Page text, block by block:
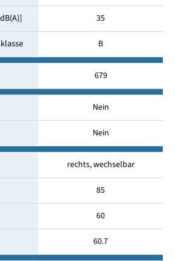
35
B
679
Nein
Nein
rechts, wechselbar
85
60
60.7